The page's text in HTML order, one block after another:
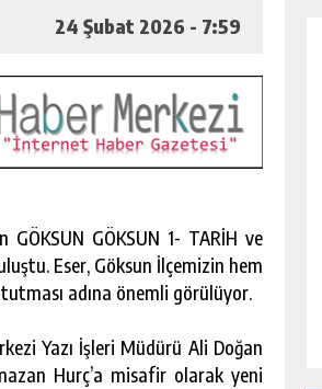
24 Şubat 2026 - 7:59
GÖKSUN 1- TARİH ve
Eser, Göksun İlçemizin hem
adına önemli görülüyor.
Yazı İşleri Müdürü Ali Doğan
Hurç’a misafir olarak yeni